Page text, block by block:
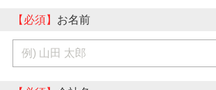
【必須】 お名前